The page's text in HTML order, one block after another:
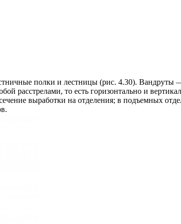
полки и лестницы (рис. 4.30). Вандруты
расстрелами, то есть горизонтально и
выработки на отделения; в подъемных